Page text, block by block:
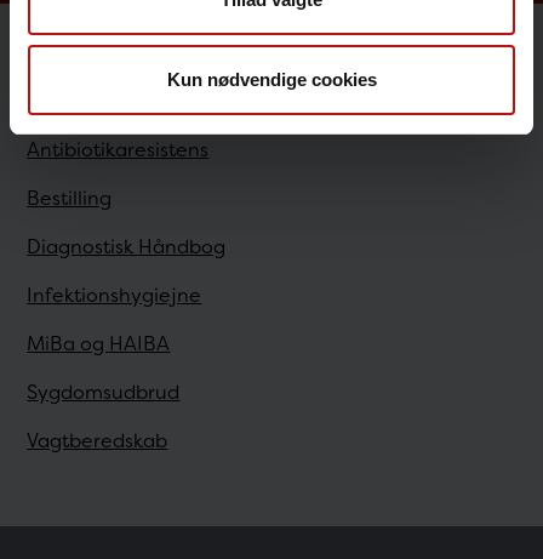
Kun nødvendige cookies
Sundhedsfaglige
Antibiotikaresistens
Bestilling
Diagnostisk Håndbog
Infektionshygiejne
MiBa og HAIBA
Sygdomsudbrud
Vagtberedskab